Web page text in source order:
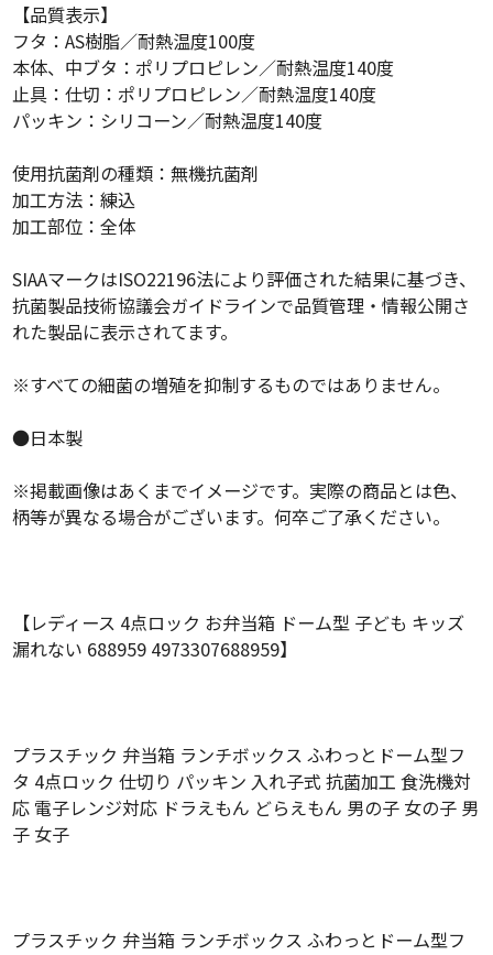
【品質表示】
フタ：AS樹脂／耐熱温度100度
本体、中ブタ：ポリプロピレン／耐熱温度140度
止具：仕切：ポリプロピレン／耐熱温度140度
パッキン：シリコーン／耐熱温度140度
使用抗菌剤の種類：無機抗菌剤
加工方法：練込
加工部位：全体
SIAAマークはISO22196法により評価された結果に基づき、
抗菌製品技術協議会ガイドラインで品質管理・情報公開さ
れた製品に表示されてます。
※すべての細菌の増殖を抑制するものではありません。
●日本製
※掲載画像はあくまでイメージです。実際の商品とは色、
柄等が異なる場合がございます。何卒ご了承ください。
【レディース 4点ロック お弁当箱 ドーム型 子ども キッズ
漏れない 688959 4973307688959】
プラスチック 弁当箱 ランチボックス ふわっとドーム型フ
タ 4点ロック 仕切り パッキン 入れ子式 抗菌加工 食洗機対
応 電子レンジ対応 ドラえもん どらえもん 男の子 女の子 男
子 女子
プラスチック 弁当箱 ランチボックス ふわっとドーム型フ